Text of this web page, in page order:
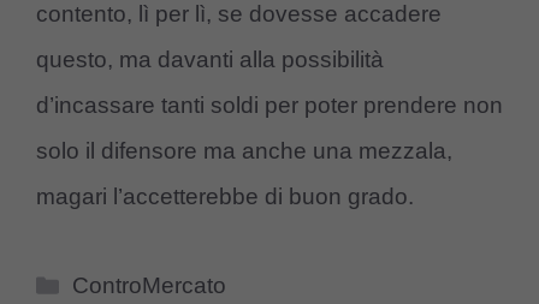
contento, lì per lì, se dovesse accadere
questo, ma davanti alla possibilità
d’incassare tanti soldi per poter prendere non
solo il difensore ma anche una mezzala,
magari l’accetterebbe di buon grado.
Categorie
ControMercato